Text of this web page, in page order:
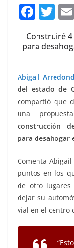
F
c
b
o
o
k
T
w
itt
Construiré
para
Abigail
del estado de
compartió que
una
construcción
para desahogar
Comenta
puntos en los
de otro lugares
dejar su
vial en el centro